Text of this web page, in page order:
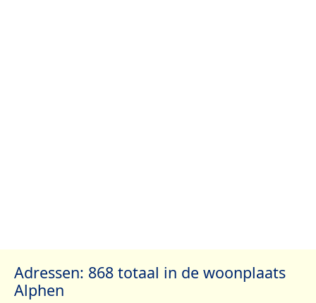
Adressen: 868 totaal in de woonplaats
Alphen